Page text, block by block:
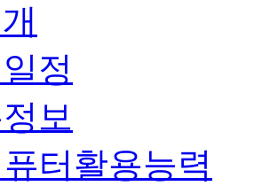
정
보
터활용능력